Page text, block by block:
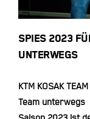
SPIES 2023
UNTERWEGS
KTM KOSAK
Team unterwegs